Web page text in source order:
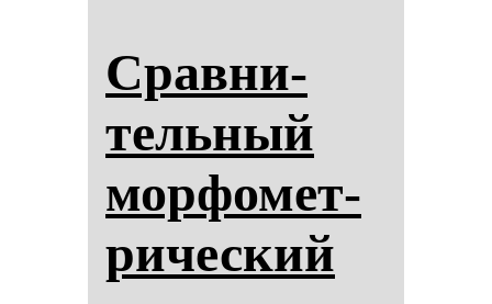
Срав­ни­
тель­ный
мор­фо­мет­
ри­чес­кий